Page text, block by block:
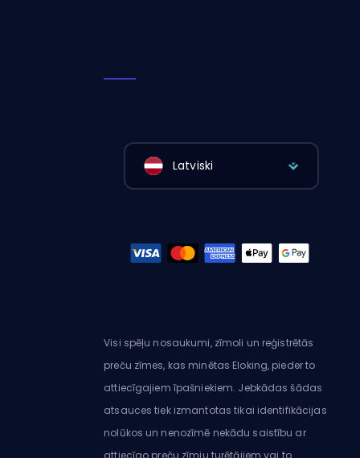
Latviski
Visi spēļu nosaukumi, zīmoli un reģistrētās
preču zīmes, kas minētas Eloking, pieder to
attiecīgajiem īpašniekiem. Jebkādas šādas
atsauces tiek izmantotas tikai identifikācijas
nolūkos un nenozīmē nekādu saistību ar
attiecīgo preču zīmju turētājiem vai to